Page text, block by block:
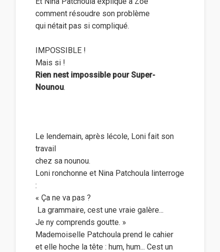
comment résoudre son problème
qui nétait pas si compliqué.
IMPOSSIBLE !
Mais si !
Rien nest impossible pour Super-
Nounou.
Le lendemain, après lécole, Loni fait son
travail
chez sa nounou.
Loni ronchonne et Nina Patchoula linterroge
:
« Ça ne va pas ?
 La grammaire, cest une vraie galère...
Je ny comprends goutte. »
Mademoiselle Patchoula prend le cahier
et elle hoche la tête : hum, hum... Cest un